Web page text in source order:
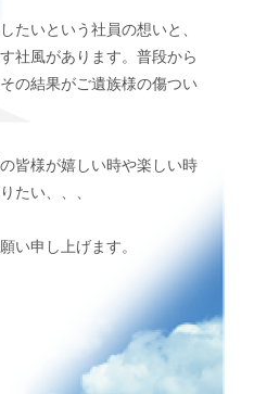
たいという社員の想いと、
社風があります。普段から
の結果がご遺族様の傷つい
皆様が嬉しい時や楽しい時
たい、、、
い申し上げます。